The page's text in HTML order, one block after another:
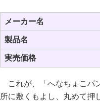
メーカー名
製品名
実売価格
これが、「へなちょこパ
所に敷くもよし、丸めて押